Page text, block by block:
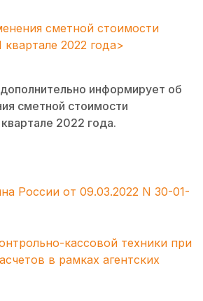
сметной стоимости
квартале 2022 года>
информирует об
сметной стоимости
2022 года.
России от 09.03.2022 N 30-01-
кассовой техники при
в рамках агентских